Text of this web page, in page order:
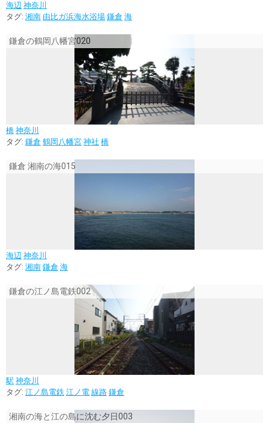
海辺 神奈川
タグ: 湘南 由比ガ浜海水浴場 鎌倉 海
鎌倉の鶴岡八幡宮020
橋 神奈川
タグ: 鎌倉 鶴岡八幡宮 神社 橋
鎌倉 湘南の海015
海辺 神奈川
タグ: 湘南 鎌倉 海
鎌倉の江ノ島電鉄002
駅 神奈川
タグ: 江ノ島電鉄 江ノ電 線路 鎌倉
湘南の海と江の島に沈む夕日003